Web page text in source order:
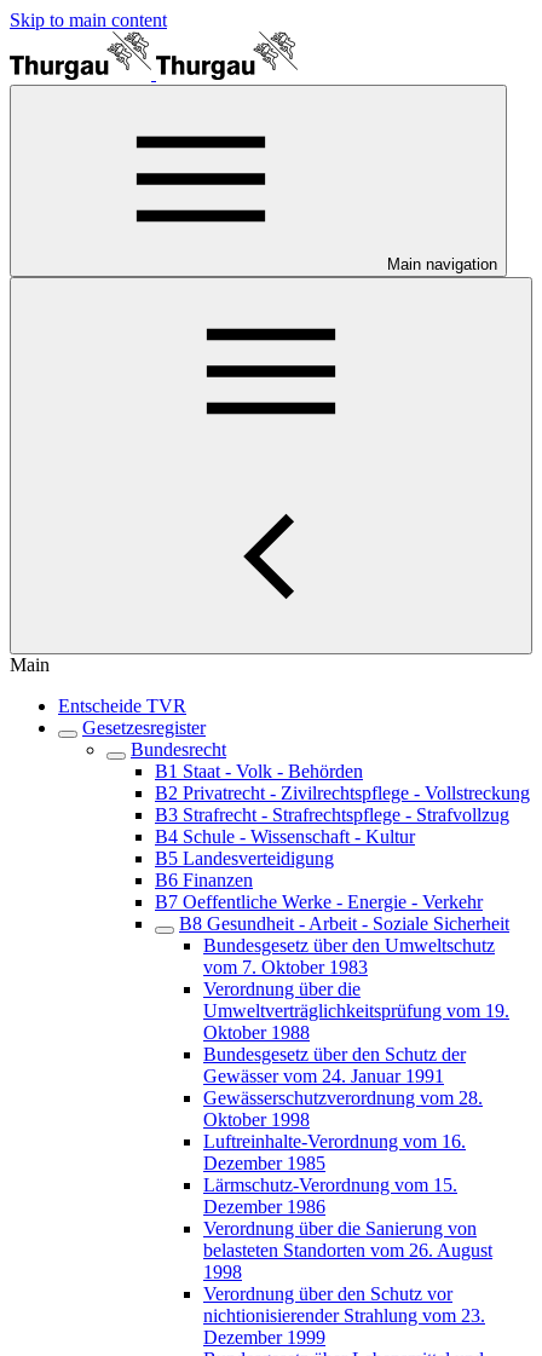
Skip to main content
Main navigation
Main
Entscheide TVR
Gesetzesregister
Bundesrecht
B1 Staat - Volk - Behörden
B2 Privatrecht - Zivilrechtspflege - Vollstreckung
B3 Strafrecht - Strafrechtspflege - Strafvollzug
B4 Schule - Wissenschaft - Kultur
B5 Landesverteidigung
B6 Finanzen
B7 Oeffentliche Werke - Energie - Verkehr
B8 Gesundheit - Arbeit - Soziale Sicherheit
Bundesgesetz über den Umweltschutz
vom 7. Oktober 1983
Verordnung über die
Umweltverträglichkeitsprüfung vom 19.
Oktober 1988
Bundesgesetz über den Schutz der
Gewässer vom 24. Januar 1991
Gewässerschutzverordnung vom 28.
Oktober 1998
Luftreinhalte-Verordnung vom 16.
Dezember 1985
Lärmschutz-Verordnung vom 15.
Dezember 1986
Verordnung über die Sanierung von
belasteten Standorten vom 26. August
1998
Verordnung über den Schutz vor
nichtionisierender Strahlung vom 23.
Dezember 1999